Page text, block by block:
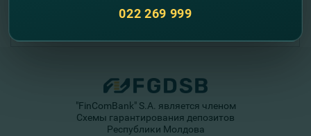
"FinComBank" S.A. является членом
Схемы гарантирования депозитов
Республики Молдова
022 269 999